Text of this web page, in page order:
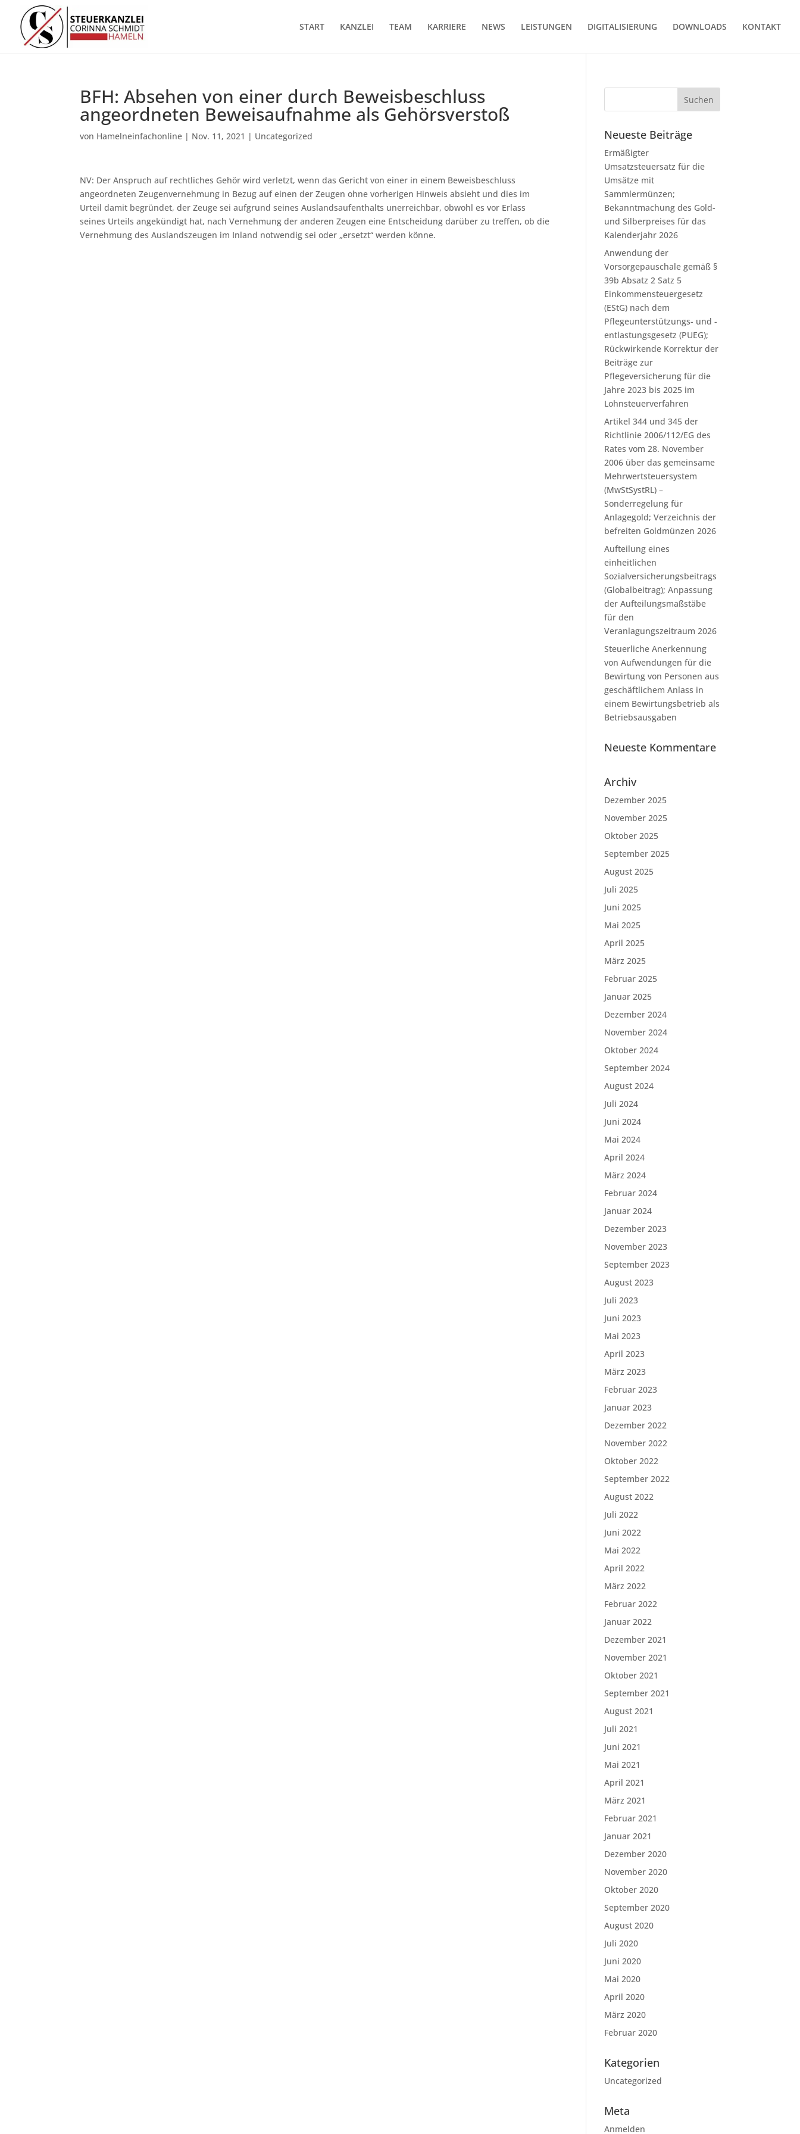
START KANZLEI TEAM KARRIERE NEWS LEISTUNGEN DIGITALISIERUNG DOWNLOADS KONTAKT
BFH: Absehen von einer durch Beweisbeschluss
angeordneten Beweisaufnahme als Gehörsverstoß
von Hamelneinfachonline | Nov. 11, 2021 | Uncategorized
NV: Der Anspruch auf rechtliches Gehör wird verletzt, wenn das Gericht von einer in einem Beweisbeschluss
angeordneten Zeugenvernehmung in Bezug auf einen der Zeugen ohne vorherigen Hinweis absieht und dies im
Urteil damit begründet, der Zeuge sei aufgrund seines Auslandsaufenthalts unerreichbar, obwohl es vor Erlass
seines Urteils angekündigt hat, nach Vernehmung der anderen Zeugen eine Entscheidung darüber zu treffen, ob die
Vernehmung des Auslandszeugen im Inland notwendig sei oder „ersetzt“ werden könne.
Neueste Beiträge
Ermäßigter
Umsatzsteuersatz für die
Umsätze mit
Sammlermünzen;
Bekanntmachung des Gold-
und Silberpreises für das
Kalenderjahr 2026
Anwendung der
Vorsorgepauschale gemäß §
39b Absatz 2 Satz 5
Einkommensteuergesetz
(EStG) nach dem
Pflegeunterstützungs- und -
entlastungsgesetz (PUEG);
Rückwirkende Korrektur der
Beiträge zur
Pflegeversicherung für die
Jahre 2023 bis 2025 im
Lohnsteuerverfahren
Artikel 344 und 345 der
Richtlinie 2006/112/EG des
Rates vom 28. November
2006 über das gemeinsame
Mehrwertsteuersystem
(MwStSystRL) –
Sonderregelung für
Anlagegold; Verzeichnis der
befreiten Goldmünzen 2026
Aufteilung eines
einheitlichen
Sozialversicherungsbeitrags
(Globalbeitrag); Anpassung
der Aufteilungsmaßstäbe
für den
Veranlagungszeitraum 2026
Steuerliche Anerkennung
von Aufwendungen für die
Bewirtung von Personen aus
geschäftlichem Anlass in
einem Bewirtungsbetrieb als
Betriebsausgaben
Neueste Kommentare
Archiv
Dezember 2025
November 2025
Oktober 2025
September 2025
August 2025
Juli 2025
Juni 2025
Mai 2025
April 2025
März 2025
Februar 2025
Januar 2025
Dezember 2024
November 2024
Oktober 2024
September 2024
August 2024
Juli 2024
Juni 2024
Mai 2024
April 2024
März 2024
Februar 2024
Januar 2024
Dezember 2023
November 2023
September 2023
August 2023
Juli 2023
Juni 2023
Mai 2023
April 2023
März 2023
Februar 2023
Januar 2023
Dezember 2022
November 2022
Oktober 2022
September 2022
August 2022
Juli 2022
Juni 2022
Mai 2022
April 2022
März 2022
Februar 2022
Januar 2022
Dezember 2021
November 2021
Oktober 2021
September 2021
August 2021
Juli 2021
Juni 2021
Mai 2021
April 2021
März 2021
Februar 2021
Januar 2021
Dezember 2020
November 2020
Oktober 2020
September 2020
August 2020
Juli 2020
Juni 2020
Mai 2020
April 2020
März 2020
Februar 2020
Kategorien
Uncategorized
Meta
Anmelden